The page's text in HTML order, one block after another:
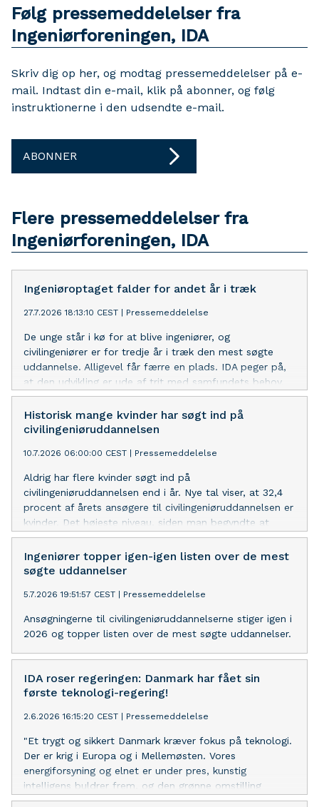
Følg pressemeddelelser fra
Ingeniørforeningen, IDA
Skriv dig op her, og modtag pressemeddelelser på e-
mail. Indtast din e-mail, klik på abonner, og følg
instruktionerne i den udsendte e-mail.
ABONNER
Flere pressemeddelelser fra
Ingeniørforeningen, IDA
Ingeniøroptaget falder for andet år i træk
27.7.2026 18:13:10 CEST Pressemeddelelse
De unge står i kø for at blive ingeniører, og
civilingeniører er for tredje år i træk den mest søgte
uddannelse. Alligevel får færre en plads. IDA peger på,
at den udvikling er ude af trit med samfundets behov.
Historisk mange kvinder har søgt ind på
civilingeniøruddannelsen
10.7.2026 06:00:00 CEST Pressemeddelelse
Aldrig har flere kvinder søgt ind på
civilingeniøruddannelsen end i år. Nye tal viser, at 32,4
procent af årets ansøgere til civilingeniøruddannelsen er
kvinder. Det højeste niveau, siden man begyndte at
måle i 1996.
Ingeniører topper igen-igen listen over de mest
søgte uddannelser
5.7.2026 19:51:57 CEST Pressemeddelelse
Ansøgningerne til civilingeniøruddannelserne stiger igen i
2026 og topper listen over de mest søgte uddannelser.
IDA roser regeringen: Danmark har fået sin
første teknologi-regering!
2.6.2026 16:15:20 CEST Pressemeddelelse
"Et trygt og sikkert Danmark kræver fokus på teknologi.
Der er krig i Europa og i Mellemøsten. Vores
energiforsyning og elnet er under pres, kunstig
intelligens buldrer frem, og den grønne omstilling
kræver stadig nye løsninger. I alle de store spørgsmål, vi